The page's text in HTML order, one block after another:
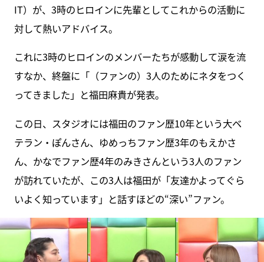
IT）が、3時のヒロインに先輩としてこれからの活動に
対して熱いアドバイス。
これに3時のヒロインのメンバーたちが感動して涙を流
すなか、終盤に「（ファンの）3人のためにネタをつく
ってきました」と福田麻貴が発表。
この日、スタジオには福田のファン歴10年という大ベ
テラン・ぽんさん、ゆめっちファン歴3年のもえかさ
ん、かなでファン歴4年のみきさんという3人のファン
が訪れていたが、この3人は福田が「友達かよってぐら
いよく知っています」と話すほどの“深い”ファン。